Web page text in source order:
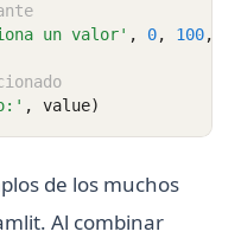
un valor' , 0, 100,
, value)
de los muchos
Al combinar